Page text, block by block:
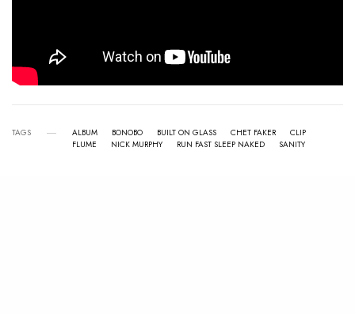
TAGS ALBUM BONOBO BUILT ON GLASS CHET FAKER
CLIP
FLUME
NICK MURPHY RUN FAST SLEEP NAKED SANITY